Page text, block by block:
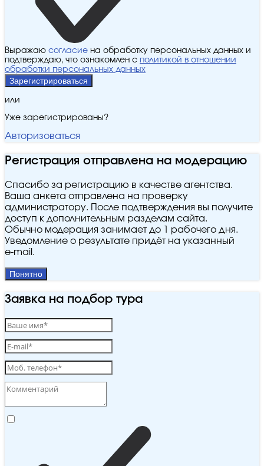
Выражаю согласие на обработку персональных данных и
подтверждаю, что ознакомлен с политикой в отношении
обработки персональных данных
Зарегистрироваться
или
Уже зарегистрированы?
Авторизоваться
Регистрация отправлена на модерацию
Спасибо за регистрацию в качестве агентства.
Ваша анкета отправлена на проверку
администратору. После подтверждения вы получите
доступ к дополнительным разделам сайта.
Обычно модерация занимает до 1 рабочего дня.
Уведомление о результате придёт на указанный
e‑mail.
Понятно
Заявка на подбор тура